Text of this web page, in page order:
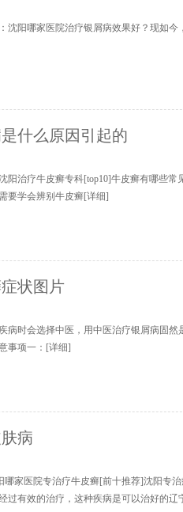
：沈阳哪家医院治疗银屑病效果好？现如
什么原因引起的
阳治疗牛皮癣专科[top10]牛皮癣有哪些
要学会辨别牛皮癣[详细]
状图片
病时会选择中医，用中医治疗银屑病固
事项一： [详细]
病
哪家医院专治疗牛皮癣[前十推荐]沈阳专
过有效的治疗，这种疾病是可以治好的辽